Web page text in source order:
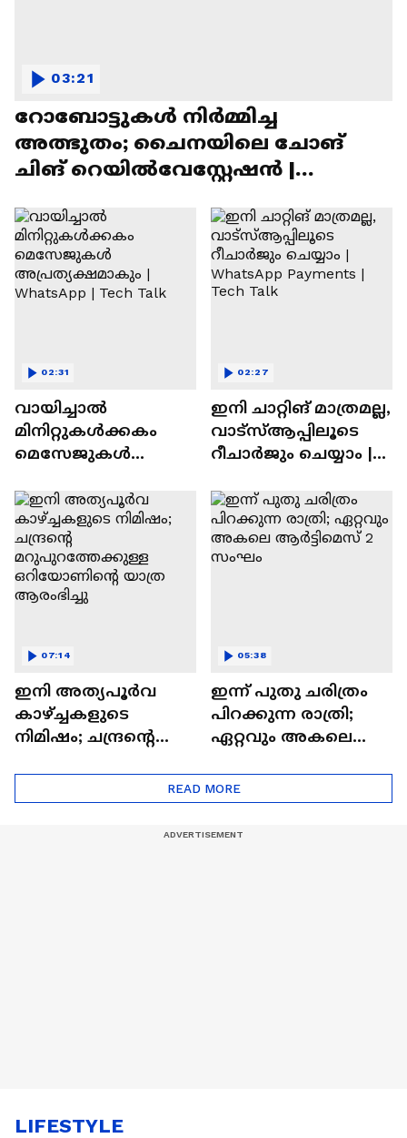
റോബോട്ടുകൾ നിർമ്മിച്ച
അത്ഭുതം; ചൈനയിലെ ചോങ്
ചിങ് റെയിൽവേസ്റ്റേഷൻ |
03:21
വായിച്ചാൽ
മിനിറ്റുകൾക്കകം
മെസേജുകള്‍
WhatsApp | Tech Talk
02:31
ഇനി ചാറ്റിങ് മാത്രമല്ല,
വാട്‌സ്‌ആപ്പിലൂടെ
റീചാർജും ചെയ്യാം |
Tech Talk
02:27
ഇനി അത്യപൂര്‍വ
കാഴ്ച്ചകളുടെ
നിമിഷം; ചന്ദ്രന്റെ
ഒറിയോണിന്റെ യാത്ര
ആരംഭിച്ചു
07:14
ഇന്ന് പുതു ചരിത്രം
പിറക്കുന്ന രാത്രി;
ഏറ്റവും അകലെ
05:38
READ MORE
LIFESTYLE